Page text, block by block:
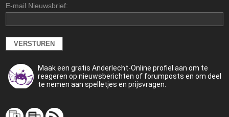
E-mail Nieuwsbrief:
Maak een gratis Anderlecht-Online profiel aan om te
reageren op nieuwsberichten of forumposts en om deel
te nemen aan spelletjes en prijsvragen.